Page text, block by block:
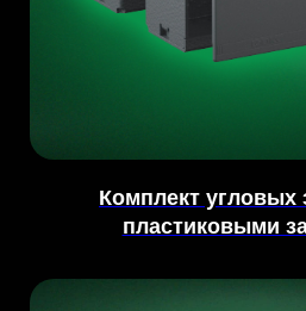
Комплект угловых
пластиковыми